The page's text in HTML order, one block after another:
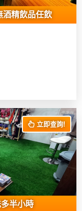
精飲品任飲
立即查詢!
半小時